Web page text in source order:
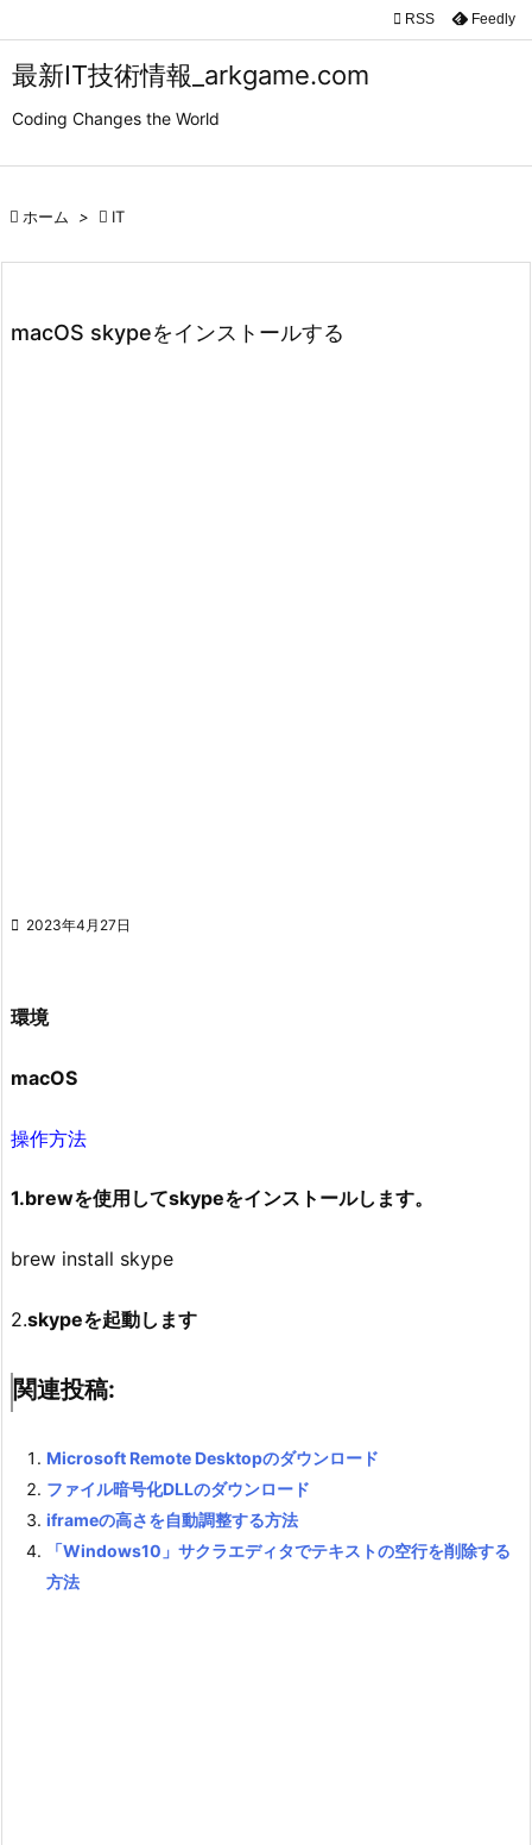
最新IT技術情報_arkgame.com
Coding Changes the World


 RSS Feedly
 ホーム >  IT
macOS skypeをインストールする
 2023年4月27日
環境
macOS
操作方法
1.brewを使用してskypeをインストールします。
brew install skype
2.skypeを起動します
関連投稿:
Microsoft Remote Desktopのダウンロード
ファイル暗号化DLLのダウンロード
iframeの高さを自動調整する方法
「Windows10」サクラエディタでテキストの空行を削除する
方法